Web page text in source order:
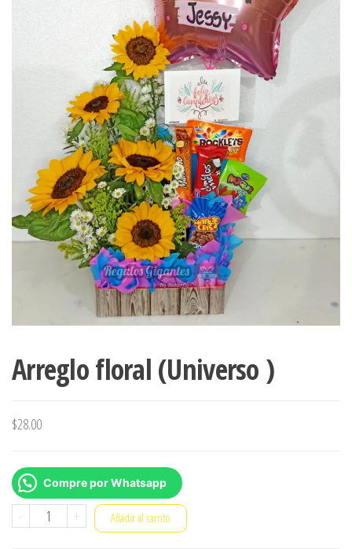
Arreglo floral (Universo )
$28.00
Compre por Whatsapp
-
Arreglo
+ Añadir al carrito